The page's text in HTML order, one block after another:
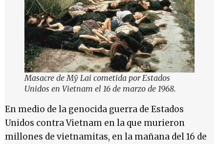
Masacre de Mỹ Lai cometida por Estados
Unidos en Vietnam el 16 de marzo de 1968.
En medio de la genocida guerra de Estados
Unidos contra Vietnam en la que murieron
millones de vietnamitas, en la mañana del 16 de